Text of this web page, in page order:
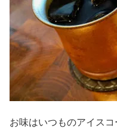
お味はいつものアイスコ